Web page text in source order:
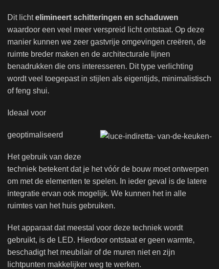
Dit lichtelimineert schitteringen en schaduwen
waardoor een veel meer verspreid licht ontstaat. Op deze
manier kunnen we zeer gastvrije omgevingen creëren, de
ruimte breder maken en de architecturale lijnen
benadrukken die ons interesseren. Dit type verlichting
wordt veel toegepast in stijlen als eigentijds, minimalistisch
of feng shui.
Ideaal voor
geoptimaliseerd
Het gebruik van deze
techniek betekent dat je het vóór de bouw moet ontwerpen
om met de elementen te spelen. In ieder geval is de latere
integratie ervan ook mogelijk. We kunnen het in alle
ruimtes van het huis gebruiken.
Het apparaat dat meestal voor deze techniek wordt
gebruikt, is de LED. Hierdoor ontstaat er geen warmte,
beschadigt het meubilair of de muren niet en zijn
lichtpunten makkelijker weg te werken.